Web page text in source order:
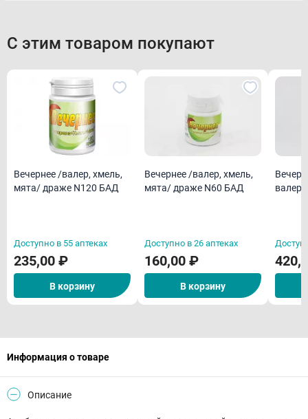
С этим товаром покупают
Вечернее /валер, хмель,
мята/ драже N120 БАД
Доступно в 55 аптеках
235,00 ₽
В корзину
Вечернее /валер, хмель,
мята/ драже N60 БАД
Доступно в 26 аптеках
160,00 ₽
В корзину
Информация о товаре
Описание